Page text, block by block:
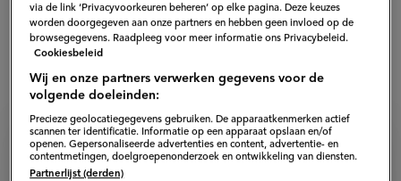
Ingrediënten voor caramel
via de link ‘Privacyvoorkeuren beheren’ op elke pagina. Deze keuzes
worden doorgegeven aan onze partners en hebben geen invloed op de
browsegegevens. Raadpleeg voor meer informatie ons Privacybeleid.
Cookiesbeleid
Wij en onze partners verwerken gegevens voor de
volgende doeleinden:
Precieze geolocatiegegevens gebruiken. De apparaatkenmerken actief
scannen ter identificatie. Informatie op een apparaat opslaan en/of
openen. Gepersonaliseerde advertenties en content, advertentie- en
contentmetingen, doelgroepenonderzoek en ontwikkeling van diensten.
Partnerlijst (derden)